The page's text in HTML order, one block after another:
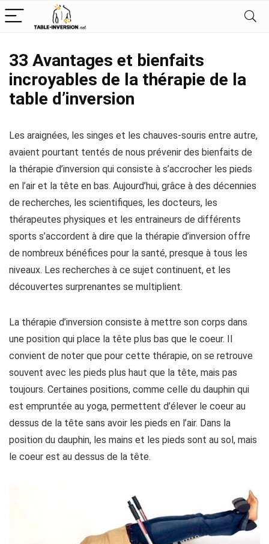
33 Avantages et bienfaits
incroyables de la thérapie de la
table d’inversion
Les araignées, les singes et les chauves-souris entre autre,
avaient pourtant tentés de nous prévenir des bienfaits de
la thérapie d’inversion qui consiste à s’accrocher les pieds
en l’air et la tête en bas. Aujourd’hui, grâce à des décennies
de recherches, les scientifiques, les docteurs, les
thérapeutes physiques et les entraineurs de différents
sports s’accordent à dire que la thérapie d’inversion offre
de nombreux bénéfices pour la santé, presque à tous les
niveaux. Les recherches à ce sujet continuent, et les
découvertes surprenantes se multiplient.
La thérapie d’inversion consiste à mettre son corps dans
une position qui place la tête plus bas que le coeur. Il
convient de noter que pour cette thérapie, on se retrouve
souvent avec les pieds plus haut que la tête, mais pas
toujours. Certaines positions, comme celle du dauphin qui
est empruntée au yoga, permettent d’élever le coeur au
dessus de la tête sans avoir les pieds en l’air. Dans la
position du dauphin, les mains et les pieds sont au sol, mais
le coeur est au dessus de la tête.